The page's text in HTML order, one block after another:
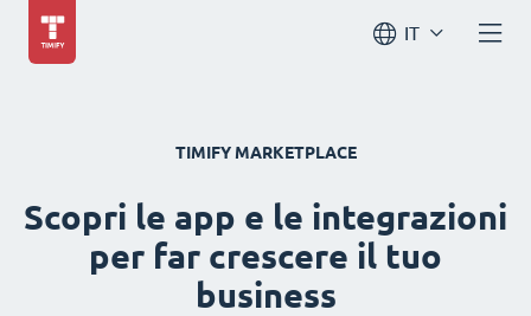
IT
TIMIFY MARKETPLACE
Scopri le app e le integrazioni
per far crescere il tuo
business